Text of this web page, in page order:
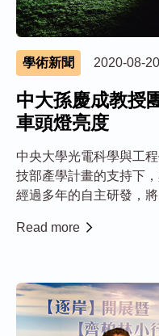
學術新聞 2020-08-20
中大孫慶成教授
車頭燈亮度
中央大學光電科學與工
技部產學計畫的支持下
經過多年的自主研發，
達到符合德國規範的遠
Read more